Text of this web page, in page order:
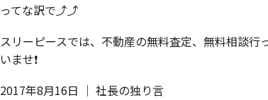
ってな訳で⤴⤴
スリーピースでは、不動産の無料査定、無料相談行
いませ❗
2017年8月16日 ｜ 社長の独り言